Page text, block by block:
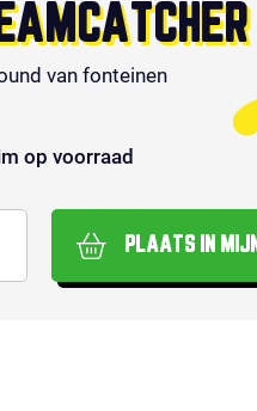
van fonteinen
op voorraad
PLAATS IN